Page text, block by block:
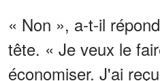
« Non », a-t-il
tête. « Je veux le
économiser. J'ai